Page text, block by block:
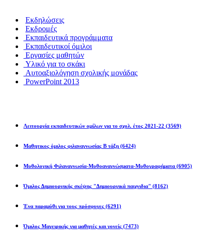
Εκδηλώσεις
Εκδρομές
Εκπαιδευτικά προγράμματα
Εκπαιδευτικοί όμιλοι
Εργασίες μαθητών
Υλικό για το σκάκι
Αυτοαξιολόγηση σχολικής μονάδας
PowerPoint 2013
Λειτουργία εκπαιδευτικών ομίλων για το σχολ. έτος 2021-22 (3569)
Μαθητικος όμιλος φιλαναγνωσίας Β τάξη (6424)
Μυθολογική Φιλαναγνωσία-Μυθοαναγνώσματα-Μυθογραφήματα (6905)
Όμιλος Δημιουργικής σκέψης "Δημιουργικά παιχνιδια" (8162)
Ένα παραμύθι για τους πρόσφυγες (6291)
Όμιλος Μαγειρικής για μαθητές και γονείς (7473)